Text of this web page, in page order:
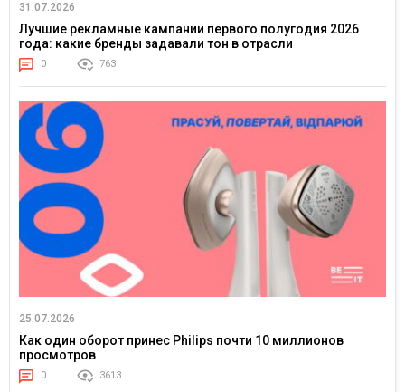
31.07.2026
Лучшие рекламные кампании первого полугодия 2026
года: какие бренды задавали тон в отрасли
0 763
25.07.2026
Как один оборот принес Philips почти 10 миллионов
просмотров
0 3613